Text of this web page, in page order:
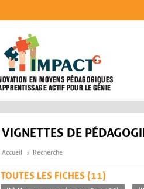
VIGNETTES DE
Accueil Recherche
TOUTES LES FICHES (11)